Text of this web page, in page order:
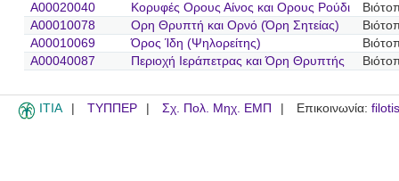
A00020040
Κορυφές Ορους Αίνος και Ορους Ρούδι
A00010078
Ορη Θρυπτή και Ορνό (Όρη Σητείας)
A00010069
Όρος Ίδη (Ψηλορείτης)
A00040087
Περιοχή Ιεράπετρας και Όρη Θρυπτής
ITIA ΤΥΠΠΕΡ Σχ. Πολ. Μηχ. ΕΜΠ Επικοινωνία: